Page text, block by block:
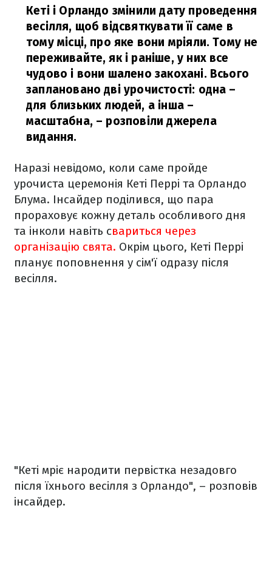
Кеті і Орландо змінили дату проведення
весілля, щоб відсвяткувати її саме в
тому місці, про яке вони мріяли. Тому не
переживайте, як і раніше, у них все
чудово і вони шалено закохані. Всього
заплановано дві урочистості: одна –
для близьких людей, а інша –
масштабна, – розповіли джерела
видання.
Наразі невідомо, коли саме пройде
урочиста церемонія Кеті Перрі та Орландо
Блума. Інсайдер поділився, що пара
прораховує кожну деталь особливого дня
та інколи навіть свариться через
організацію свята. Окрім цього, Кеті Перрі
планує поповнення у сім'ї одразу після
весілля.
"Кеті мріє народити первістка незадовго
після їхнього весілля з Орландо", – розповів
інсайдер.